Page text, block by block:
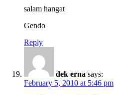
salam hangat
Gendo
Reply
dek erna says:
February 5, 2010 at 5:46 pm